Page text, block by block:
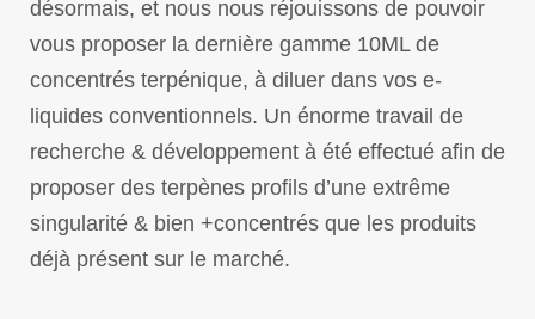
désormais, et nous nous réjouissons de pouvoir
vous proposer la dernière gamme 10ML de
concentrés terpénique, à diluer dans vos e-
liquides conventionnels. Un énorme travail de
recherche & développement à été effectué afin de
proposer des terpènes profils d’une extrême
singularité & bien +concentrés que les produits
déjà présent sur le marché.